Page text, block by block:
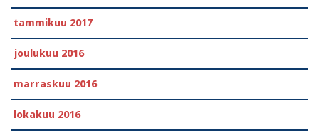
tammikuu 2017
joulukuu 2016
marraskuu 2016
lokakuu 2016